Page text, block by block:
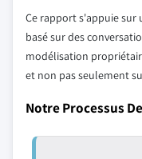
Ce rapport s'appuie sur
basé sur des
modélisation
et non pas seulement
Notre Processus